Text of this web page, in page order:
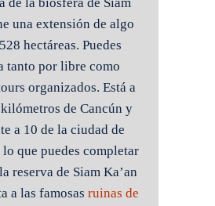
de la biosfera de Siam
una extensión de algo
hectáreas. Puedes
tanto por libre como
organizados. Está a
de Cancún y
a 10 de la ciudad de
que puedes completar
reserva de Siam Ka’an
a las famosas ruinas de